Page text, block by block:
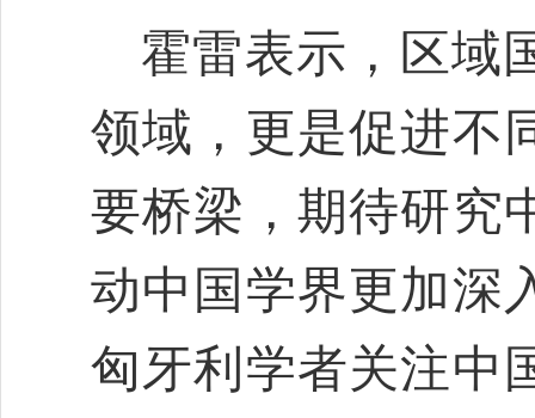
霍雷表示，区域
领域，更是促进不
要桥梁，期待研究
动中国学界更加深
匈牙利学者关注中